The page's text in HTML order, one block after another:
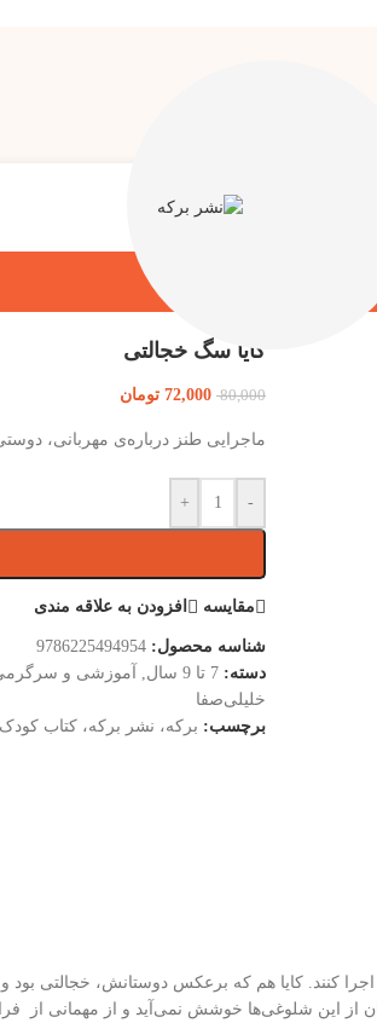
کایا سگ خجالتی
80,000
72,000 تومان
ماجرایی طنز درباره‌ی مهربانی،
-
+
مقایسه افزودن به علاقه مندی
شناسه محصول: 9786225494954
دسته: 7 تا 9 سال ,
آموزشی و
خلیلی‌صفا
برچسب: برکه، نشر برکه، کتاب کودک
اجرا کنند. کایا هم که برعکس دوستانش،
از این شلوغی‌ها خوشش نمی‌آید و از مهمانی از